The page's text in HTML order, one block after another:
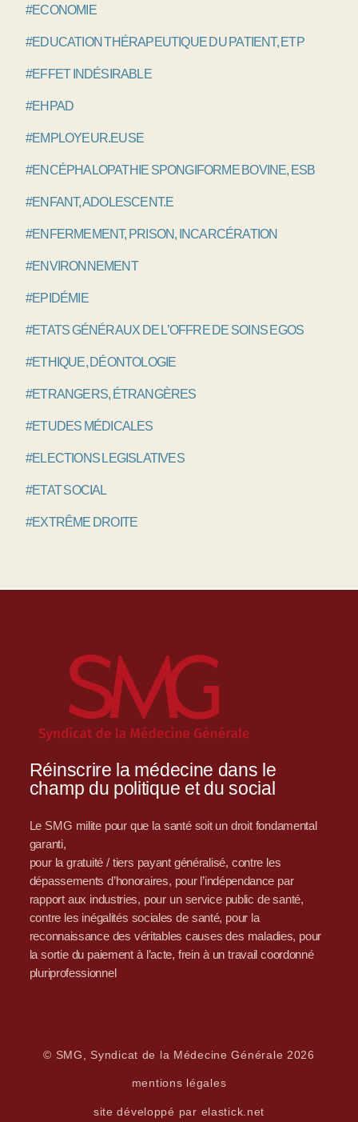
#ECONOMIE
#EDUCATION THÉRAPEUTIQUE DU PATIENT, ETP
#EFFET INDÉSIRABLE
#EHPAD
#EMPLOYEUR.EUSE
#ENCÉPHALOPATHIE SPONGIFORME BOVINE, ESB
#ENFANT, ADOLESCENT.E
#ENFERMEMENT, PRISON, INCARCÉRATION
#ENVIRONNEMENT
#EPIDÉMIE
#ETATS GÉNÉRAUX DE L’OFFRE DE SOINS EGOS
#ETHIQUE, DÉONTOLOGIE
#ETRANGERS, ÉTRANGÈRES
#ETUDES MÉDICALES
#ELECTIONS LEGISLATIVES
#ETAT SOCIAL
#EXTRÊME DROITE
Réinscrire la médecine dans le
champ du politique et du social
Le SMG milite pour que la santé soit un droit fondamental
garanti,
pour la gratuité / tiers payant généralisé, contre les
dépassements d’honoraires, pour l’indépendance par
rapport aux industries, pour un service public de santé,
contre les inégalités sociales de santé, pour la
reconnaissance des véritables causes des maladies, pour
la sortie du paiement à l’acte, frein à un travail coordonné
pluriprofessionnel
© SMG, Syndicat de la Médecine Générale 2026
mentions légales
site développé par elastick.net